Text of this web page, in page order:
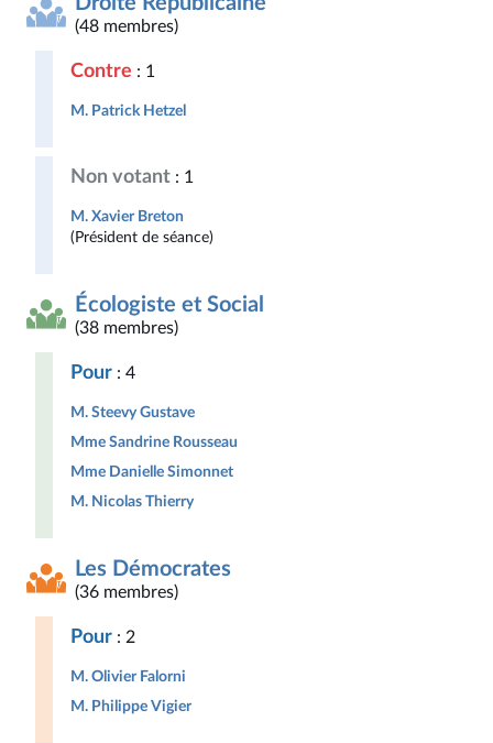
(48 membres)
Contre : 1
M. Patrick Hetzel
Non votant : 1
M. Xavier Breton
(Président de séance)
Écologiste et Social
(38 membres)
Pour : 4
M. Steevy Gustave
Mme Sandrine Rousseau
Mme Danielle Simonnet
M. Nicolas Thierry
Les Démocrates
(36 membres)
Pour : 2
M. Olivier Falorni
M. Philippe Vigier